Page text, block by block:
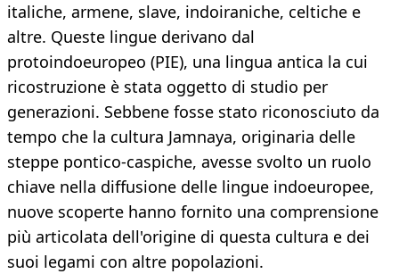
italiche, armene, slave, indoiraniche, celtiche e
altre. Queste lingue derivano dal
protoindoeuropeo (PIE), una lingua antica la cui
ricostruzione è stata oggetto di studio per
generazioni. Sebbene fosse stato riconosciuto da
tempo che la cultura Jamnaya, originaria delle
steppe pontico-caspiche, avesse svolto un ruolo
chiave nella diffusione delle lingue indoeuropee,
nuove scoperte hanno fornito una comprensione
più articolata dell'origine di questa cultura e dei
suoi legami con altre popolazioni.